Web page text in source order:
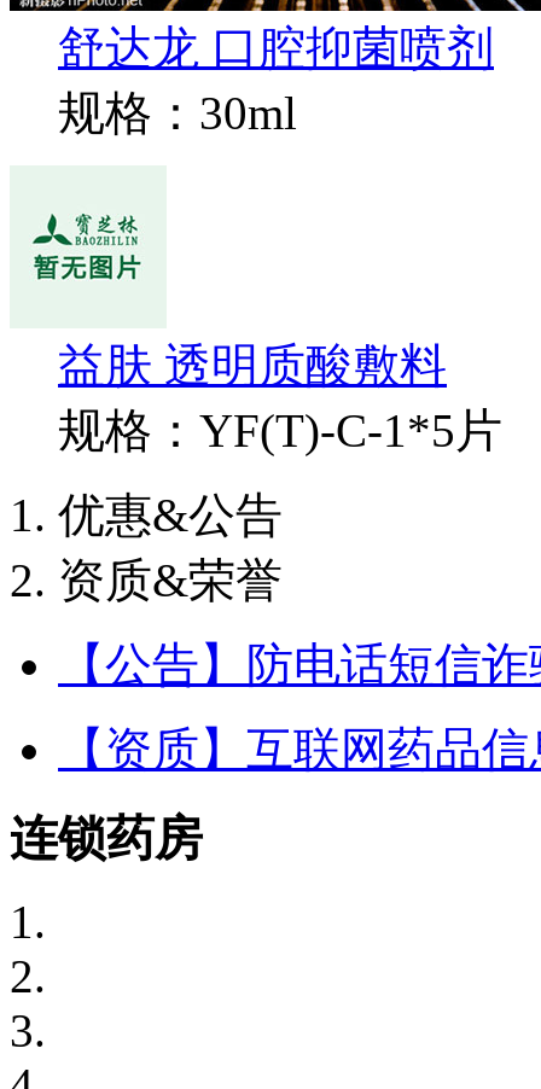
舒达龙 口腔抑菌喷剂
规格：30ml
益肤 透明质酸敷料
规格：YF(T)-C-1*5片
优惠&公告
资质&荣誉
【公告】防电话短信
【资质】互联网药品
连锁药房